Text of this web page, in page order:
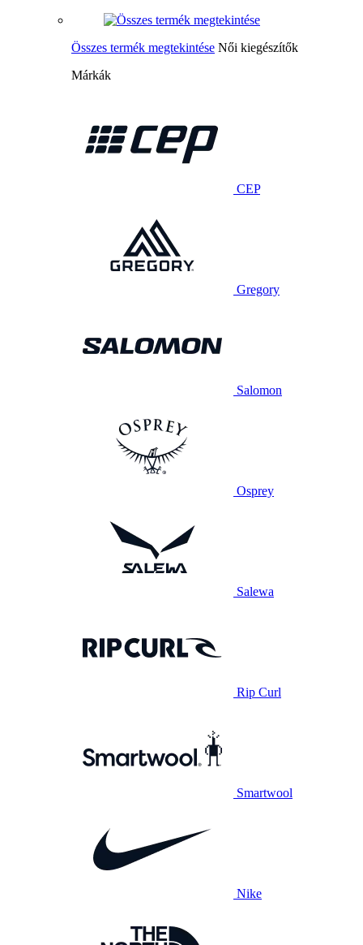
Összes termék megtekintése Női kiegészítők
Márkák
CEP
Gregory
Salomon
Osprey
Salewa
Rip Curl
Smartwool
Nike